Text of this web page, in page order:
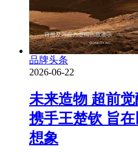
品牌头条
2026-06-22
未来造物 超前
携手王楚钦 旨
想象